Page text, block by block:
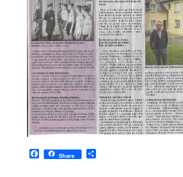
F
a
Share P